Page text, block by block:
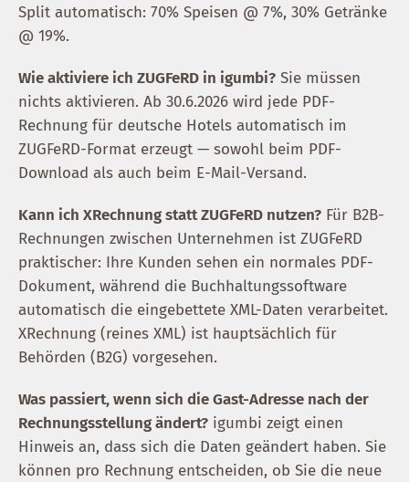
Split automatisch: 70% Speisen @ 7%, 30% Getränke
@ 19%.
Wie aktiviere ich ZUGFeRD in igumbi? Sie müssen
nichts aktivieren. Ab 30.6.2026 wird jede PDF-
Rechnung für deutsche Hotels automatisch im
ZUGFeRD-Format erzeugt — sowohl beim PDF-
Download als auch beim E-Mail-Versand.
Kann ich XRechnung statt ZUGFeRD nutzen? Für B2B-
Rechnungen zwischen Unternehmen ist ZUGFeRD
praktischer: Ihre Kunden sehen ein normales PDF-
Dokument, während die Buchhaltungssoftware
automatisch die eingebettete XML-Daten verarbeitet.
XRechnung (reines XML) ist hauptsächlich für
Behörden (B2G) vorgesehen.
Was passiert, wenn sich die Gast-Adresse nach der
Rechnungsstellung ändert? igumbi zeigt einen
Hinweis an, dass sich die Daten geändert haben. Sie
können pro Rechnung entscheiden, ob Sie die neue